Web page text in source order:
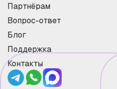
Партнёрам
Вопрос-ответ
Блог
Поддержка
Контакты